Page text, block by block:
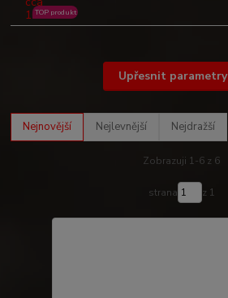
TOP produkt
Upřesnit parametry
Nejnovější Nejlevnější Nejdražší
Zobrazuji 1-6 z 6
strana z 1